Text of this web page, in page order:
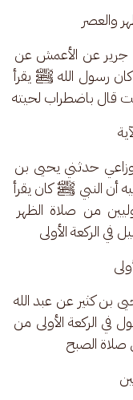
والعصر
جرير عن الأعمش عن
رسول الله ﷺ يقرأ
قال باضطراب لحيته
حدثني يحيى بن
أن النبي ﷺ كان يقرأ
من صلاة الظهر
في الركعة الأولى
بن كثير عن عبد الله
في الركعة الأولى من
صلاة الصبح